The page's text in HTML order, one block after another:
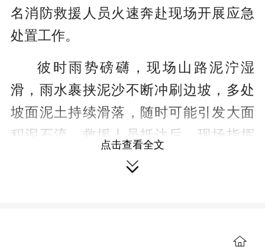
名消防救援人员火速奔赴现场开展应急
处置工作。
彼时雨势磅礴，现场山路泥泞湿
滑，雨水裹挟泥沙不断冲刷边坡，多处
坡面泥土持续滑落，随时可能引发大面
积泥石流。救援人员抵达后，现场指挥
员迅速勘察研判险情，划定危险区域，
点击查看全文
